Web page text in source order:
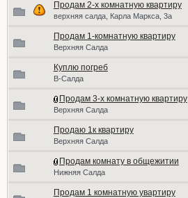
Продам 2-х комнатную квартиру
верхняя салда, Карла Маркса, 3а
Продам 1-комнатную квартиру
Верхняя Салда
Куплю погреб
В-Салда
Продам 3-х комнатную квартиру
Верхняя Салда
Продаю 1к квартиру
Верхняя Салда
Продам комнату в общежитии
Нижняя Салда
Продам 1 комнатную увартиру